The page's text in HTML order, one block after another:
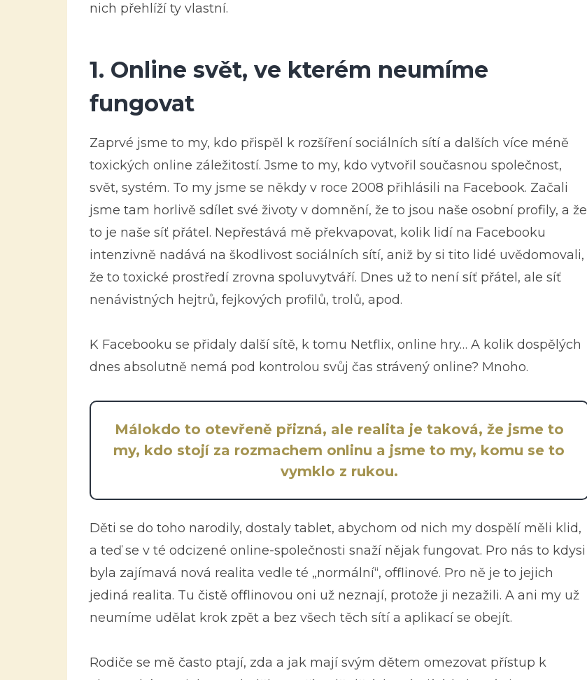
nich přehlíží ty vlastní.
1. Online svět, ve kterém neumíme
fungovat
Zaprvé jsme to my, kdo přispěl k rozšíření sociálních sítí a dalších více méně
toxických online záležitostí. Jsme to my, kdo vytvořil současnou společnost,
svět, systém. To my jsme se někdy v roce 2008 přihlásili na Facebook. Začali
jsme tam horlivě sdílet své životy v domnění, že to jsou naše osobní profily, a že
to je naše síť přátel. Nepřestává mě překvapovat, kolik lidí na Facebooku
intenzivně nadává na škodlivost sociálních sítí, aniž by si tito lidé uvědomovali,
že to toxické prostředí zrovna spoluvytváří. Dnes už to není síť přátel, ale síť
nenávistných hejtrů, fejkových profilů, trolů, apod.
K Facebooku se přidaly další sítě, k tomu Netflix, online hry… A kolik dospělých
dnes absolutně nemá pod kontrolou svůj čas strávený online? Mnoho.
Málokdo to otevřeně přizná, ale realita je taková, že jsme to
my, kdo stojí za rozmachem onlinu a jsme to my, komu se to
vymklo z rukou.
Děti se do toho narodily, dostaly tablet, abychom od nich my dospělí měli klid,
a teď se v té odcizené online-společnosti snaží nějak fungovat. Pro nás to kdysi
byla zajímavá nová realita vedle té „normální“, offlinové. Pro ně je to jejich
jediná realita. Tu čistě offlinovou oni už neznají, protože ji nezažili. A ani my už
neumíme udělat krok zpět a bez všech těch sítí a aplikací se obejít.
Rodiče se mě často ptají, zda a jak mají svým dětem omezovat přístup k